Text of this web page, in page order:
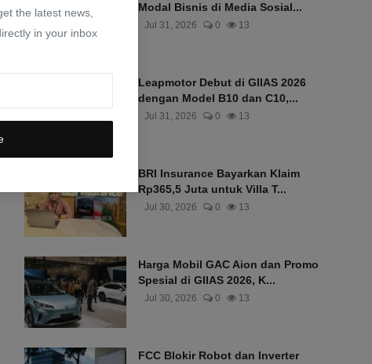
the latest news,
in your inbox
Modal Bisnis di Media Sosial...
Jul 31, 2026 0 13
Leapmotor Debut di GIIAS 2026
dengan Model B10 dan C10,...
Jul 31, 2026 0 13
BRI Insurance Bayarkan Klaim
Rp365,5 Juta untuk Villa T...
Jul 30, 2026 0 13
Harga Mobil GAC Aion dan Promo
Spesial di GIIAS 2026, K...
Jul 30, 2026 0 13
FCC Blokir Robot dan Inverter